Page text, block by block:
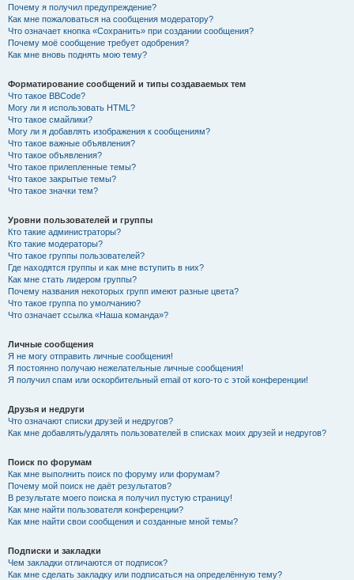
Почему я получил предупреждение?
Как мне пожаловаться на сообщения модератору?
Что означает кнопка «Сохранить» при создании сообщения?
Почему моё сообщение требует одобрения?
Как мне вновь поднять мою тему?
Форматирование сообщений и типы создаваемых тем
Что такое BBCode?
Могу ли я использовать HTML?
Что такое смайлики?
Могу ли я добавлять изображения к сообщениям?
Что такое важные объявления?
Что такое объявления?
Что такое прилепленные темы?
Что такое закрытые темы?
Что такое значки тем?
Уровни пользователей и группы
Кто такие администраторы?
Кто такие модераторы?
Что такое группы пользователей?
Где находятся группы и как мне вступить в них?
Как мне стать лидером группы?
Почему названия некоторых групп имеют разные цвета?
Что такое группа по умолчанию?
Что означает ссылка «Наша команда»?
Личные сообщения
Я не могу отправить личные сообщения!
Я постоянно получаю нежелательные личные сообщения!
Я получил спам или оскорбительный email от кого-то с этой конференции!
Друзья и недруги
Что означают списки друзей и недругов?
Как мне добавлять/удалять пользователей в списках моих друзей и недругов?
Поиск по форумам
Как мне выполнить поиск по форуму или форумам?
Почему мой поиск не даёт результатов?
В результате моего поиска я получил пустую страницу!
Как мне найти пользователя конференции?
Как мне найти свои сообщения и созданные мной темы?
Подписки и закладки
Чем закладки отличаются от подписок?
Как мне сделать закладку или подписаться на определённую тему?